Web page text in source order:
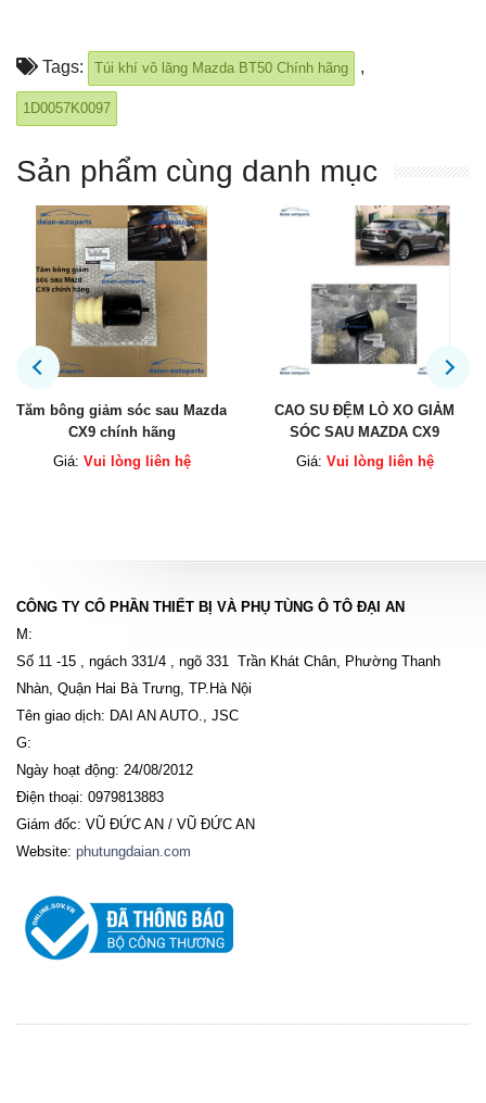
Tags: Túi khí vô lăng Mazda BT50 Chính hãng ,
1D0057K0097
Sản phẩm cùng danh mục
CAO SU ĐỆM LÒ XO GIẢM
SÓC SAU MAZDA CX9
Giá:Vui lòng liên hệ
Công tắc điều khiển ghế
2016 chính hãng
Giá:Vui lòng liên hệ
CÔNG TY CỔ PHẦN THIẾT BỊ VÀ PHỤ TÙNG Ô TÔ ĐẠI AN
M:
Số 11 -15 , ngách 331/4 , ngõ 331 Trần Khát Chân, Phường Thanh
Nhàn, Quận Hai Bà Trưng, TP.Hà Nội
Tên giao dịch: DAI AN AUTO., JSC
G:
Ngày hoạt động: 24/08/2012
Điện thoại: 0979813883
Giám đốc: VŨ ĐỨC AN / VŨ ĐỨC AN
Website: phutungdaian.com